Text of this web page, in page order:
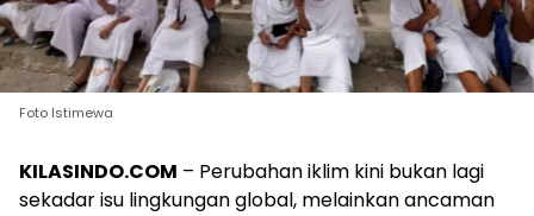
Foto Istimewa
KILASINDO.COM – Perubahan iklim kini bukan lagi
sekadar isu lingkungan global, melainkan ancaman